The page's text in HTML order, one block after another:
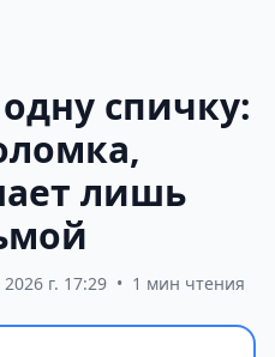
спичку:
лишь
2026 г. 17:29 • 1 мин чтения